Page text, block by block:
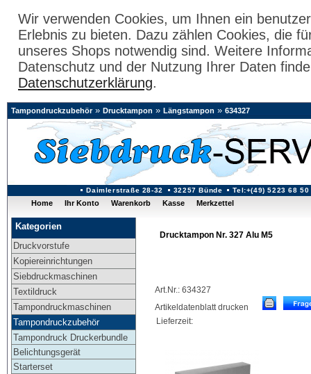
Wir verwenden Cookies, um Ihnen ein
Erlebnis zu bieten. Dazu zählen Cookies, die
unseres Shops notwendig sind. Weitere
Datenschutz und der Nutzung Ihrer Daten
Datenschutzerklärung.
Daimlerstraße 28-32 32257 Bünde Tel:+(49) 5223 68 50
Tampondruckzubehör» Drucktampon » Längstampon » 634327
Home Ihr Konto Warenkorb Kasse Merkzettel
Kategorien
Druckvorstufe
Kopiereinrichtungen
Siebdruckmaschinen
Textildruck
Tampondruckmaschinen
Tampondruckzubehör
Tampondruck Druckerbundle
Belichtungsgerät
Starterset
Drucktampon Nr. 327 Alu M5
Art.Nr.: 634327
Artikeldatenblatt drucken
Lieferzeit: